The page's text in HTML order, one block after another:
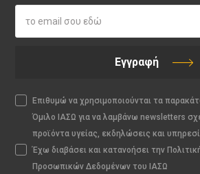
Εγγραφή
Επιθυμώ να χρησιμοποιούνται τα
Όμιλο ΙΑΣΩ για να λαμβάνω newsletters
προϊόντα υγείας, εκδηλώσεις και
Έχω διαβάσει και κατανοήσει την
Προσωπικών Δεδομένων του ΙΑΣΩ